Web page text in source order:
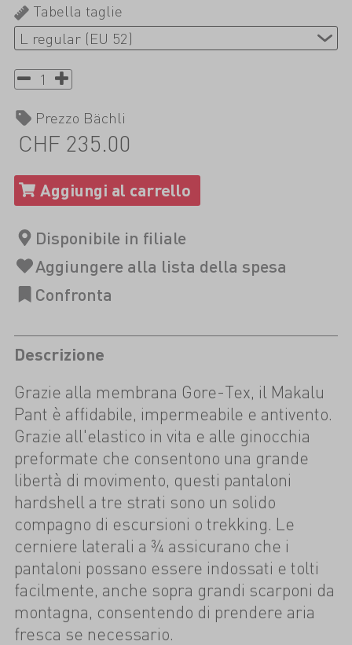
Tabella taglie
Prezzo Bächli
CHF 235.00
Descrizione
Grazie alla membrana Gore-Tex, il Makalu
Pant è affidabile, impermeabile e antivento.
Grazie all'elastico in vita e alle ginocchia
preformate che consentono una grande
libertà di movimento, questi pantaloni
hardshell a tre strati sono un solido
compagno di escursioni o trekking. Le
cerniere laterali a ¾ assicurano che i
pantaloni possano essere indossati e tolti
facilmente, anche sopra grandi scarponi da
montagna, consentendo di prendere aria
fresca se necessario.